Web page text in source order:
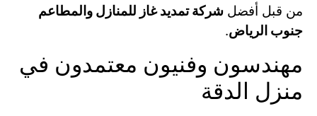
من قبل أفضل شركة تمديد غاز للمنازل والمطاعم
جنوب الرياض.
مهندسون وفنيون معتمدون في
منزل الدقة